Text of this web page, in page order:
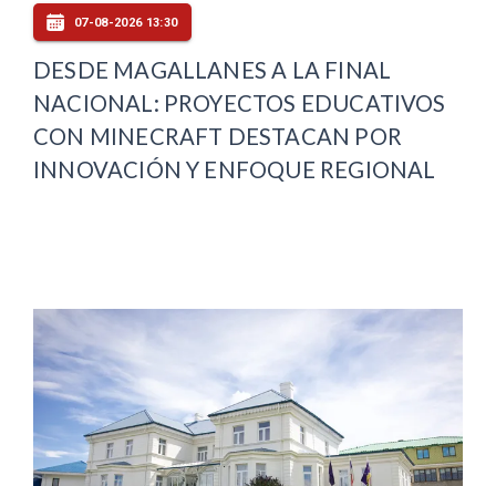
07-08-2026 13:30
DESDE MAGALLANES A LA FINAL
NACIONAL: PROYECTOS EDUCATIVOS
CON MINECRAFT DESTACAN POR
INNOVACIÓN Y ENFOQUE REGIONAL